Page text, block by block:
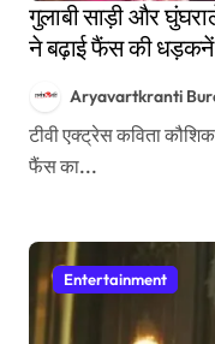
गुलाबी साड़ी और
ने बढ़ाई फैंस की धड़कनें
Aryavartkranti
टीवी एक्ट्रेस कविता कौशिक एक बार फिर अपने देसी और नैचुरल अंदाज से
फैंस का...
Entertainment